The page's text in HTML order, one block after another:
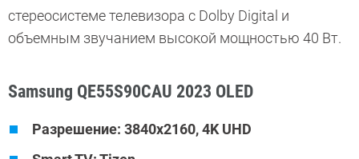
стереосистеме телевизора с Dolby Digital и
объемным звучанием высокой мощностью 40 Вт.
Samsung QE55S90CAU 2023 OLED
Разрешение: 3840x2160, 4K UHD